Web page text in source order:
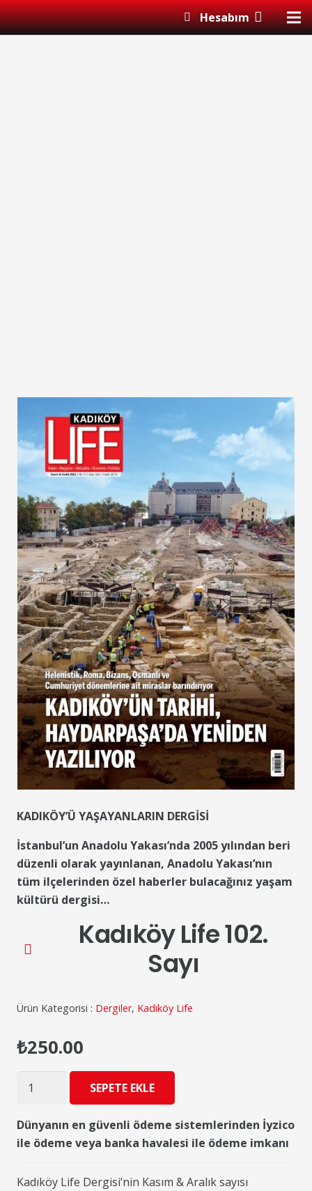
Hesabım
KADIKÖY’Ü YAŞAYANLARIN DERGİSİ
İstanbul’un Anadolu Yakası’nda 2005 yılından beri
düzenli olarak yayınlanan, Anadolu Yakası’nın
tüm ilçelerinden özel haberler bulacağınız yaşam
kültürü dergisi…
Kadıköy Life 102.
Sayı
Ürün Kategorisi : Dergiler, Kadıköy Life
₺250.00
Sayı
adet
SEPETE EKLE
Dünyanın en güvenli ödeme sistemlerinden İyzico
ile ödeme veya banka havalesi ile ödeme imkanı
Kadıköy Life Dergisi’nin Kasım & Aralık sayısı